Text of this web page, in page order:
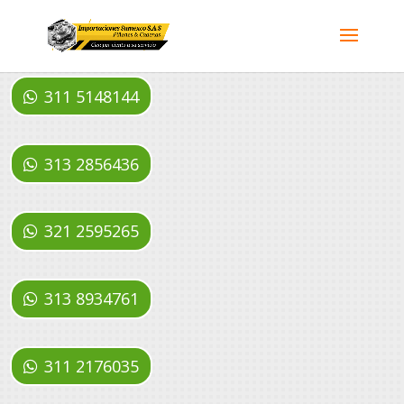
311 5148144
313 2856436
321 2595265
313 8934761
311 2176035